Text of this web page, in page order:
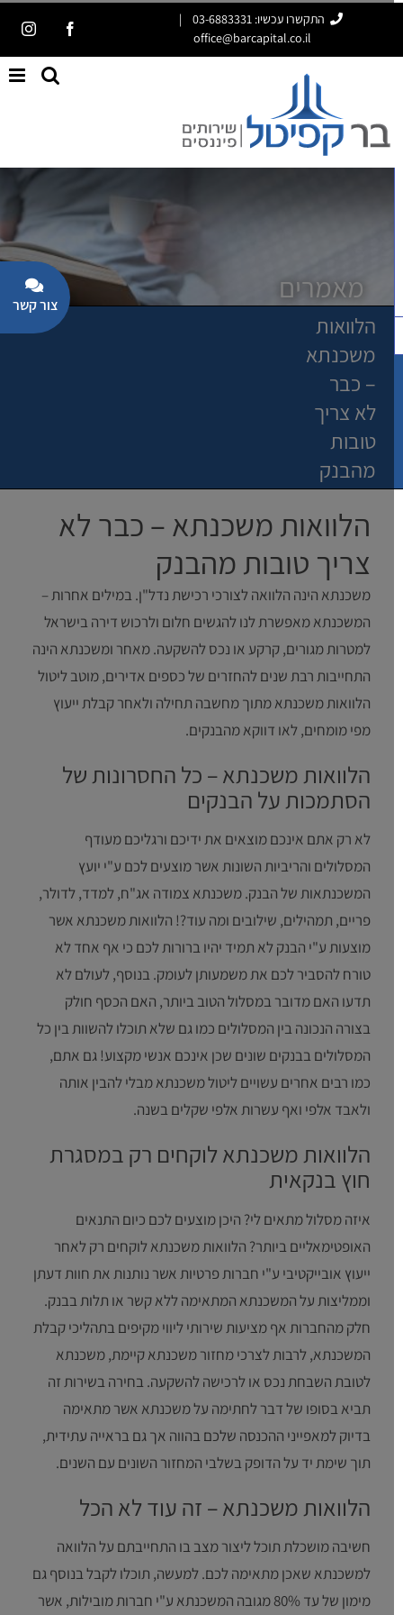
פתח סרגל נגישות
התקשרו עכשיו: 03-6883331
|
office@barcapital.co.il
Facebook
מאמרים
הלוואות
משכנתא
– כבר
לא צריך
טובות
מהבנק
הלוואות משכנתא – כבר לא
צריך טובות מהבנק
משכנתא הינה הלוואה לצורכי רכישת נדל"ן. במילים אחרות –
המשכנתא מאפשרת לנו להגשים חלום ולרכוש דירה בישראל
למטרות מגורים, קרקע או נכס להשקעה. מאחר ומשכנתא הינה
התחייבות רבת שנים להחזרים של כספים אדירים, מוטב ליטול
הלוואות משכנתא מתוך מחשבה תחילה ולאחר קבלת ייעוץ
מפי מומחים, לאו דווקא מהבנקים.
הלוואות משכנתא – כל החסרונות של
הסתמכות על הבנקים
לא רק אתם אינכם מוצאים את ידיכם ורגליכם מעודף
המסלולים והריביות השונות אשר מוצעים לכם ע"י יועץ
המשכנתאות של הבנק. משכנתא צמודה אג"ח, למדד, לדולר,
פריים, תמהילים, שילובים ומה עוד?! הלוואות משכנתא אשר
מוצעות ע"י הבנק לא תמיד יהיו ברורות לכם כי אף אחד לא
טורח להסביר לכם את משמעותן לעומק. בנוסף, לעולם לא
תדעו האם מדובר במסלול הטוב ביותר, האם הכסף חולק
בצורה הנכונה בין המסלולים כמו גם שלא תוכלו להשוות בין כל
המסלולים בבנקים שונים שכן אינכם אנשי מקצוע! גם אתם,
כמו רבים אחרים עשויים ליטול משכנתא מבלי להבין אותה
ולאבד אלפי ואף עשרות אלפי שקלים בשנה.
הלוואות משכנתא לוקחים רק במסגרת
חוץ בנקאית
איזה מסלול מתאים לי? היכן מוצעים לכם כיום התנאים
האופטימאליים ביותר? הלוואות משכנתא לוקחים רק לאחר
ייעוץ אובייקטיבי ע"י חברות פרטיות אשר נותנות את חוות דעתן
וממליצות על המשכנתא המתאימה ללא קשר או תלות בבנק.
חלק מהחברות אף מציעות שירותי ליווי מקיפים בתהליכי קבלת
המשכנתא, לרבות לצרכי מחזור משכנתא קיימת, משכנתא
לטובת השבחת נכס או לרכישה להשקעה. בחירה בשירות זה
תביא בסופו של דבר לחתימה על משכנתא אשר מתאימה
בדיוק למאפייני ההכנסה שלכם בהווה אך גם בראייה עתידית,
תוך שימת יד על הדופק בשלבי המחזור השונים עם השנים.
הלוואות משכנתא – זה עוד לא הכל
חשיבה מושכלת תוכל ליצור מצב בו התחייבתם על הלוואה
למשכנתא שאכן מתאימה לכם. למעשה, תוכלו לקבל בנוסף גם
מימון של עד 80% מגובה המשכנתא ע"י חברות מובילות, אשר